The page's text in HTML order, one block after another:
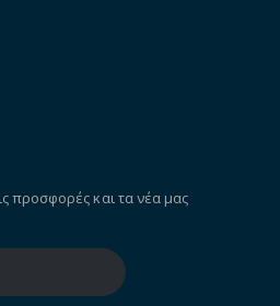
προσφορές και τα νέα μας